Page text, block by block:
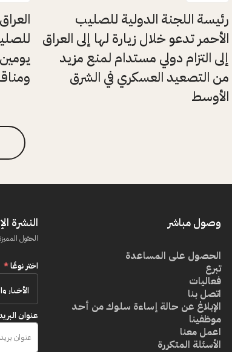
رئيسة اللجنة الدولية للصليب
الأحمر تدعو خلال زيارة لها إلى العراق
إلى التزام دولي مستدام لمنع مزيد
من التصعيد العسكري في الشرق
الأوسط
وصول مباشر
الحصول على المساعدة
تبرع
فعاليات
اتصل بنا
الإبلاغ عن حالة إساءة سلوك من أحد
موظفينا
اعمل معنا
الأسئلة المتكررة
النشرة
الحقول
اختر نوعًا*
عنوان